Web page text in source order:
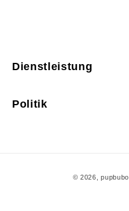
Dienstleistung
Politik
© 2026,pupbubo